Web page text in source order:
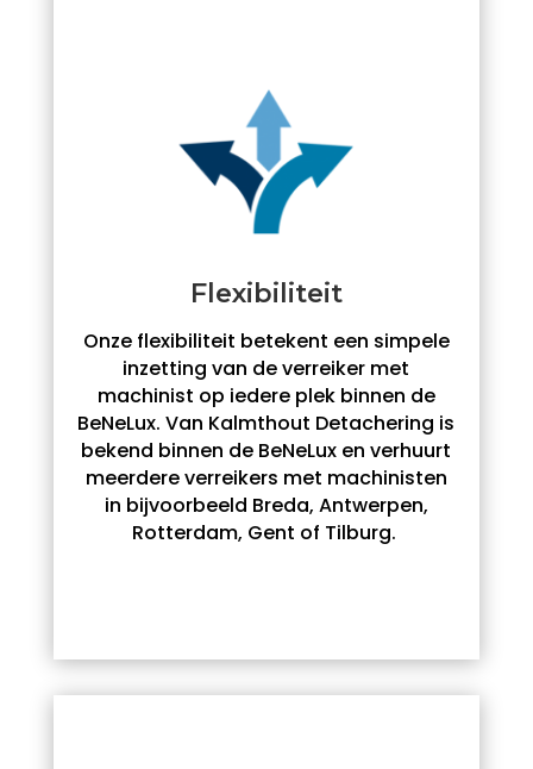
Flexibiliteit
Onze flexibiliteit betekent een simpele
inzetting van de verreiker met
machinist op iedere plek binnen de
BeNeLux. Van Kalmthout Detachering is
bekend binnen de BeNeLux en verhuurt
meerdere verreikers met machinisten
in bijvoorbeeld Breda, Antwerpen,
Rotterdam, Gent of Tilburg.